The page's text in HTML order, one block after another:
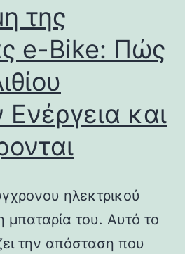
της
e-Bike: Πώς
και
ηλεκτρικού
μπαταρία του. Αυτό το
την απόσταση που